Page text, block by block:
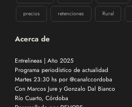
precios retenciones Rural
Acerca de
Entrelineas | Año 2025
Programa periodístico de actualidad
Martes 23:30 hs por @canalccordoba
Con Marcos Jure y Gonzalo Dal Bianco
Río Cuarto, Córdoba